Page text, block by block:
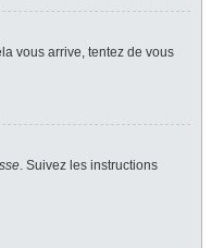
vous arrive, tentez de vous
. Suivez les instructions